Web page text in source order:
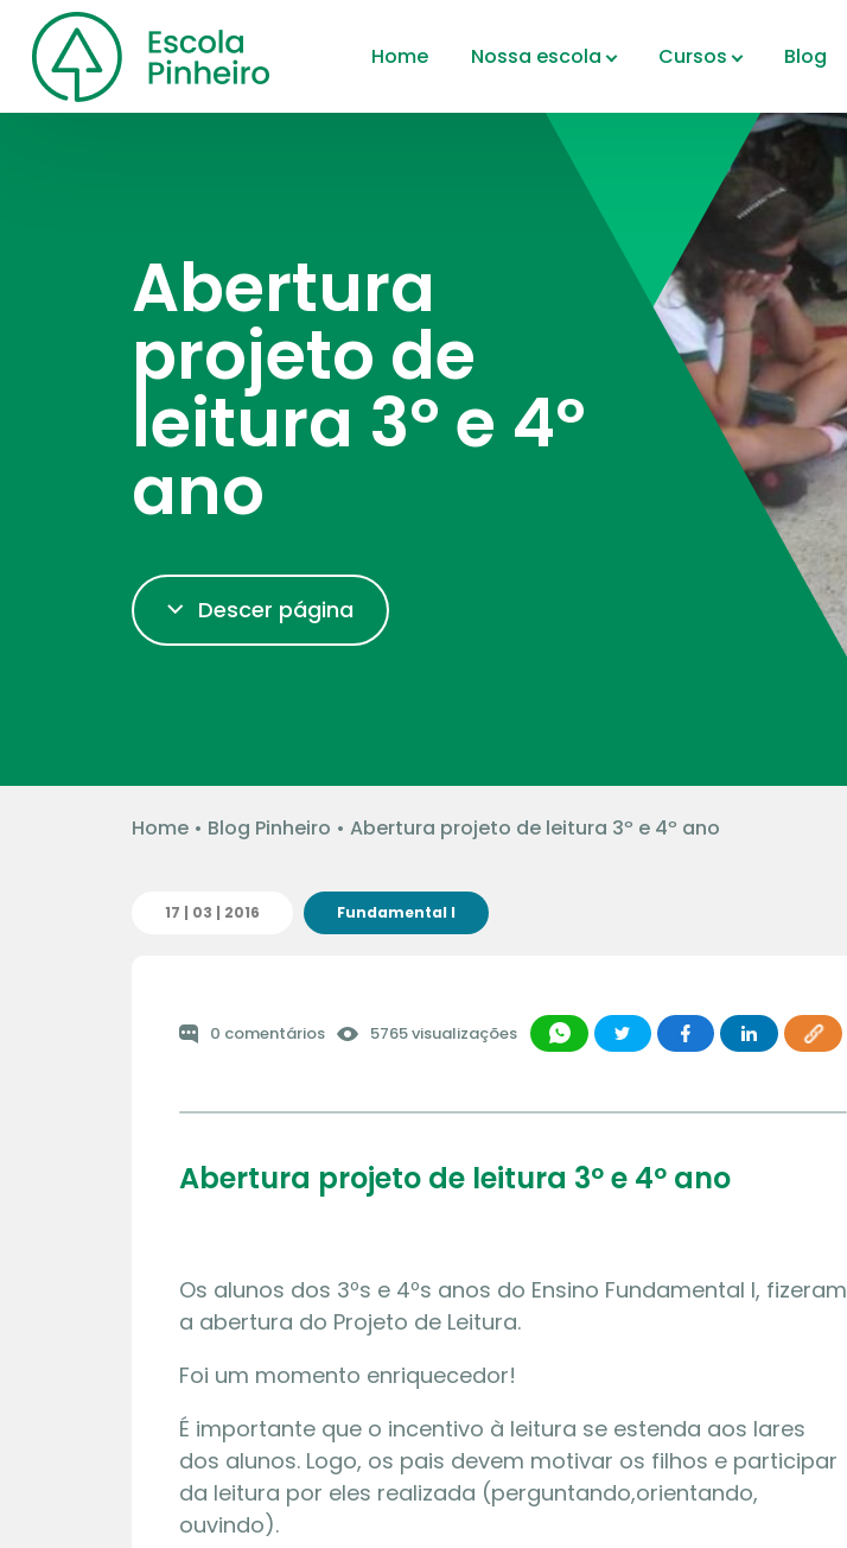
Home Nossa escola Cursos Blog
Abertura
projeto de
leitura 3º e 4º
ano
Descer página
Home• Blog Pinheiro • Abertura projeto de leitura 3º e 4º ano
17 | 03 | 2016 Fundamental I
0 comentários 5765 visualizações
Abertura projeto de leitura 3º e 4º ano
Os alunos dos 3ºs e 4ºs anos do Ensino Fundamental I, fizeram
a abertura do Projeto de Leitura.
Foi um momento enriquecedor!
É importante que o incentivo à leitura se estenda aos lares
dos alunos. Logo, os pais devem motivar os filhos e participar
da leitura por eles realizada (perguntando,orientando,
ouvindo).